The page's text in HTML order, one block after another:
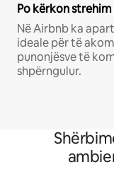
Po kërkon
Në Airbnb ka
ideale për të
punonjësve të
shpërngulur.